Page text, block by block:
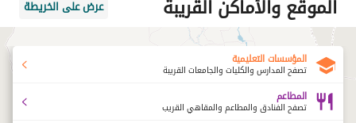
عرض على الخريطة
المؤسسات التعليمية
تصفح المدارس والكليات والجامعات القريبة
المطاعم
تصفح الفنادق والمطاعم والمقاهي القريب